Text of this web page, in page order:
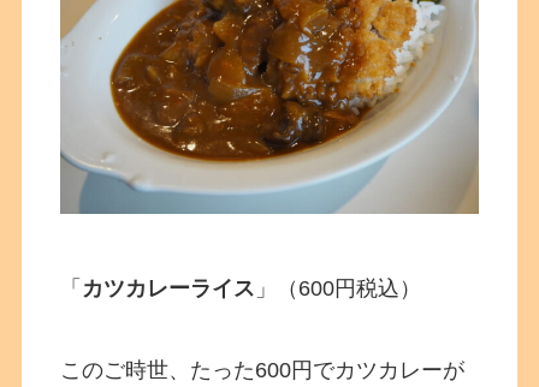
「 カツカレーライス 」（600円税込）
このご時世、たった600円でカツカレーが